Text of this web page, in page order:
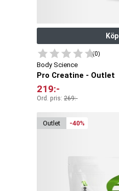
Köp
(0)
Body Science
Pro Creatine - Outlet
219:-
Ord. pris: 269:-
outlet -40%